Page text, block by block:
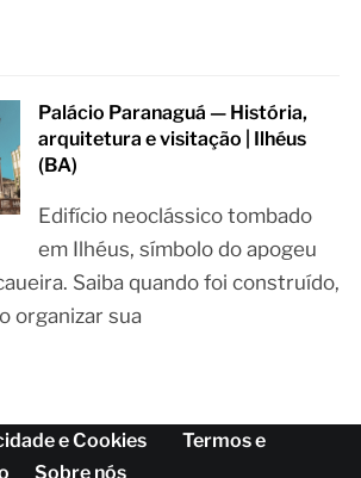
Palácio Paranaguá — História,
arquitetura e visitação | Ilhéus
(BA)
Edifício neoclássico tombado
em Ilhéus, símbolo do apogeu
Saiba quando foi construído,
organizar sua
e Cookies
Termos e
Sobre nós